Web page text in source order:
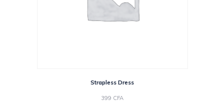
Strapless Dress
399 CFA